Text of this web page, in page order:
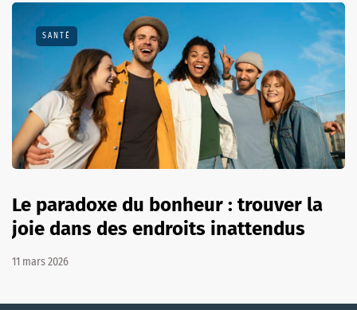
SANTÉ
Le paradoxe du bonheur : trouver la
joie dans des endroits inattendus
11 mars 2026